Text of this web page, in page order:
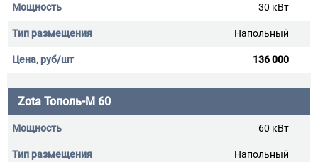
30 кВт
Напольный
136 000
Zota Тополь-М 60
60 кВт
Напольный